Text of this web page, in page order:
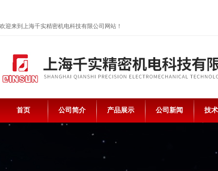
欢迎来到上海千实精密机电科技有限公司网站！
首页 公司简介 产品展示 公司新闻 技